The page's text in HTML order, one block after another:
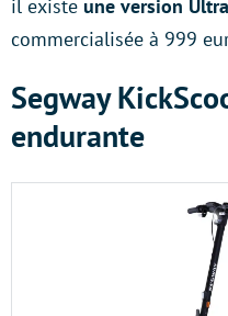
il existe une version Ultra
commercialisée à 999
Segway
endurante